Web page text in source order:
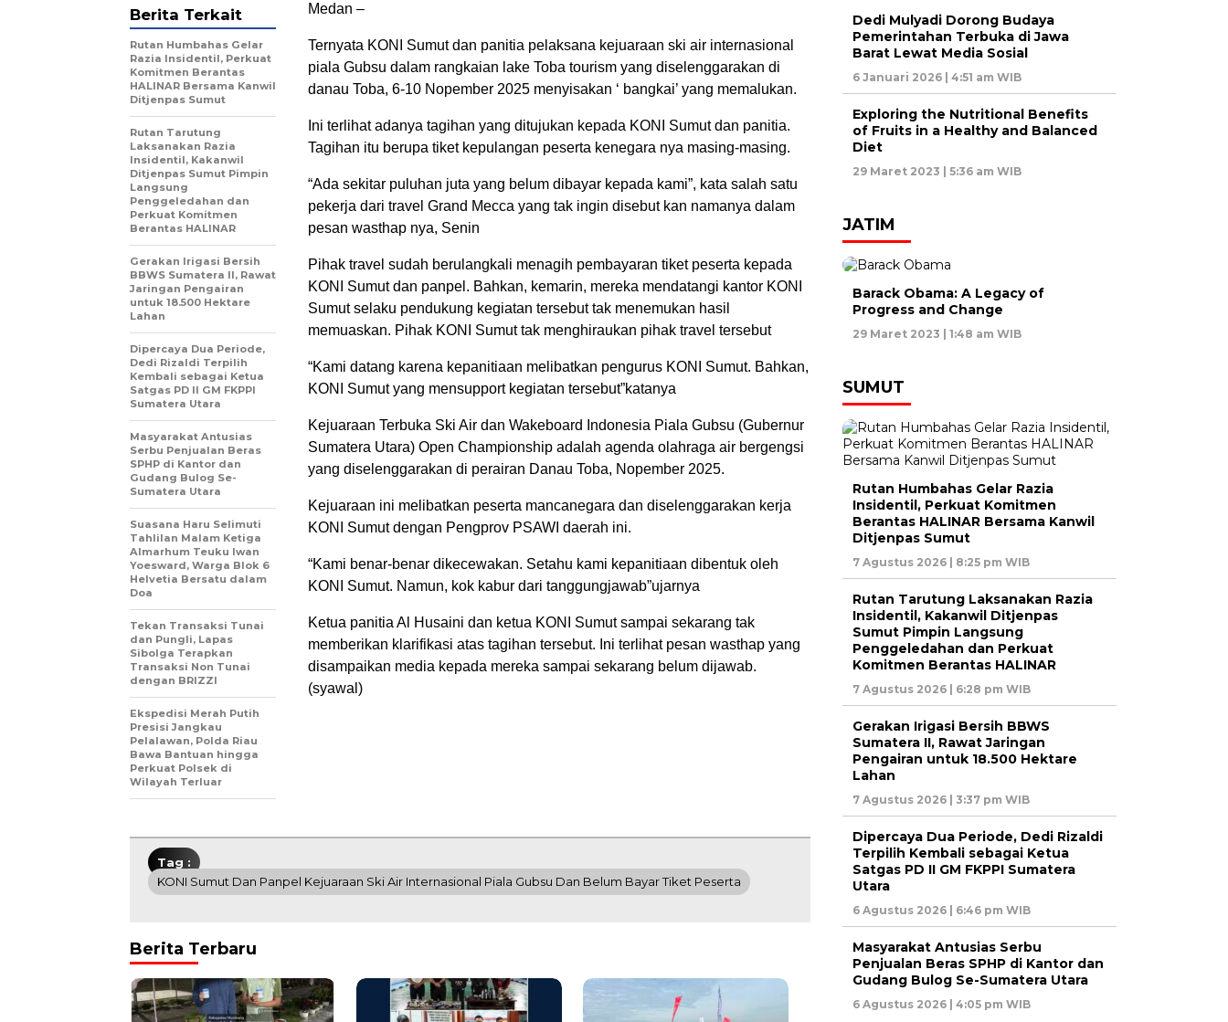
Medan –
Ternyata KONI Sumut dan panitia pelaksana kejuaraan ski air internasional
piala Gubsu dalam rangkaian lake Toba tourism yang diselenggarakan di
danau Toba, 6-10 Nopember 2025 menyisakan ‘ bangkai’ yang memalukan.
Ini terlihat adanya tagihan yang ditujukan kepada KONI Sumut dan panitia.
Tagihan itu berupa tiket kepulangan peserta kenegara nya masing-masing.
“Ada sekitar puluhan juta yang belum dibayar kepada kami”, kata salah satu
pekerja dari travel Grand Mecca yang tak ingin disebut kan namanya dalam
pesan wasthap nya, Senin
Pihak travel sudah berulangkali menagih pembayaran tiket peserta kepada
KONI Sumut dan panpel. Bahkan, kemarin, mereka mendatangi kantor KONI
Sumut selaku pendukung kegiatan tersebut tak menemukan hasil
memuaskan. Pihak KONI Sumut tak menghiraukan pihak travel tersebut
“Kami datang karena kepanitiaan melibatkan pengurus KONI Sumut. Bahkan,
KONI Sumut yang mensupport kegiatan tersebut”katanya
Kejuaraan Terbuka Ski Air dan Wakeboard Indonesia Piala Gubsu (Gubernur
Sumatera Utara) Open Championship adalah agenda olahraga air bergengsi
yang diselenggarakan di perairan Danau Toba, Nopember 2025.
Kejuaraan ini melibatkan peserta mancanegara dan diselenggarakan kerja
KONI Sumut dengan Pengprov PSAWI daerah ini.
“Kami benar-benar dikecewakan. Setahu kami kepanitiaan dibentuk oleh
KONI Sumut. Namun, kok kabur dari tanggungjawab”ujarnya
Ketua panitia Al Husaini dan ketua KONI Sumut sampai sekarang tak
memberikan klarifikasi atas tagihan tersebut. Ini terlihat pesan wasthap yang
disampaikan media kepada mereka sampai sekarang belum dijawab.
(syawal)
Berita Terkait
Rutan Humbahas Gelar
Razia Insidentil, Perkuat
Komitmen Berantas
HALINAR Bersama Kanwil
Ditjenpas Sumut
Rutan Tarutung
Laksanakan Razia
Insidentil, Kakanwil
Ditjenpas Sumut Pimpin
Langsung
Penggeledahan dan
Perkuat Komitmen
Berantas HALINAR
Gerakan Irigasi Bersih
BBWS Sumatera II, Rawat
Jaringan Pengairan
untuk 18.500 Hektare
Lahan
Dipercaya Dua Periode,
Dedi Rizaldi Terpilih
Kembali sebagai Ketua
Satgas PD II GM FKPPI
Sumatera Utara
Masyarakat Antusias
Serbu Penjualan Beras
SPHP di Kantor dan
Gudang Bulog Se-
Sumatera Utara
Suasana Haru Selimuti
Tahlilan Malam Ketiga
Almarhum Teuku Iwan
Yoesward, Warga Blok 6
Helvetia Bersatu dalam
Doa
Tekan Transaksi Tunai
dan Pungli, Lapas
Sibolga Terapkan
Transaksi Non Tunai
dengan BRIZZI
Ekspedisi Merah Putih
Presisi Jangkau
Pelalawan, Polda Riau
Bawa Bantuan hingga
Perkuat Polsek di
Wilayah Terluar
Tag :
KONI Sumut Dan Panpel Kejuaraan Ski Air Internasional Piala Gubsu Dan Belum Bayar Tiket Peserta
Berita Terbaru
Dedi Mulyadi Dorong Budaya
Pemerintahan Terbuka di Jawa
Barat Lewat Media Sosial
6 Januari 2026 | 4:51 am WIB
Exploring the Nutritional Benefits
of Fruits in a Healthy and Balanced
Diet
29 Maret 2023 | 5:36 am WIB
JATIM
Barack Obama: A Legacy of
Progress and Change
29 Maret 2023 | 1:48 am WIB
SUMUT
Rutan Humbahas Gelar Razia
Insidentil, Perkuat Komitmen
Berantas HALINAR Bersama Kanwil
Ditjenpas Sumut
7 Agustus 2026 | 8:25 pm WIB
Rutan Tarutung Laksanakan Razia
Insidentil, Kakanwil Ditjenpas
Sumut Pimpin Langsung
Penggeledahan dan Perkuat
Komitmen Berantas HALINAR
7 Agustus 2026 | 6:28 pm WIB
Gerakan Irigasi Bersih BBWS
Sumatera II, Rawat Jaringan
Pengairan untuk 18.500 Hektare
Lahan
7 Agustus 2026 | 3:37 pm WIB
Dipercaya Dua Periode, Dedi Rizaldi
Terpilih Kembali sebagai Ketua
Satgas PD II GM FKPPI Sumatera
Utara
6 Agustus 2026 | 6:46 pm WIB
Masyarakat Antusias Serbu
Penjualan Beras SPHP di Kantor dan
Gudang Bulog Se-Sumatera Utara
6 Agustus 2026 | 4:05 pm WIB